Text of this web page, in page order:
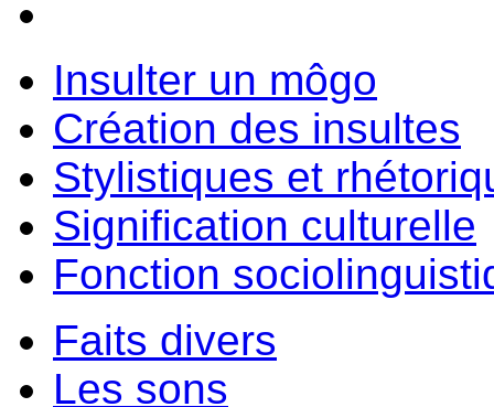
Insulter un môgo
Création des insultes
Stylistiques et
Signification culturelle
Fonction
Faits divers
Les sons